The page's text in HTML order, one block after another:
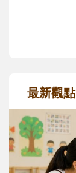
最新觀點